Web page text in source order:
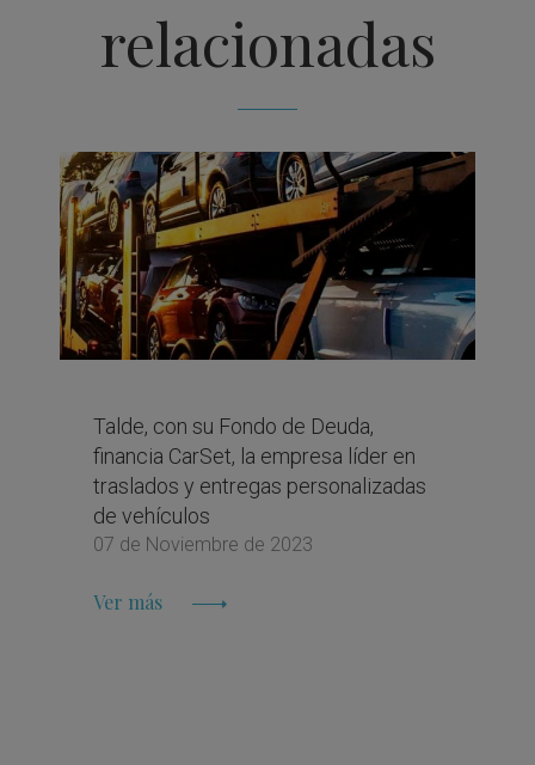
relacionadas
Talde, con su Fondo de Deuda,
financia CarSet, la empresa líder en
traslados y entregas personalizadas
de vehículos
07 de Noviembre de 2023
Ver más